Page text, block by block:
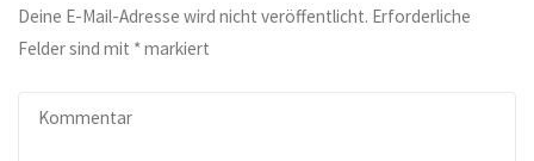
Deine E-Mail-Adresse wird nicht veröffentlicht. Erforderliche
Felder sind mit *markiert